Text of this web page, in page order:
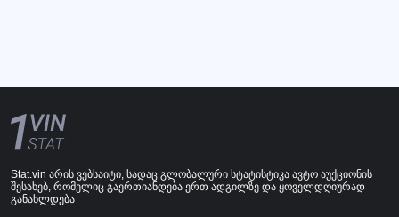
Stat.vin არის ვებსაიტი, სადაც გლობალური სტატისტიკა ავტო აუქციონის
შესახებ, რომელიც გაერთიანდება ერთ ადგილზე და ყოველდღიურად
განახლდება